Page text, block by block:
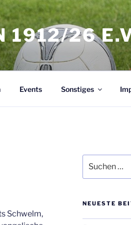
1912/26
Events Sonstiges
Schwelm,
nach:
NEUESTE